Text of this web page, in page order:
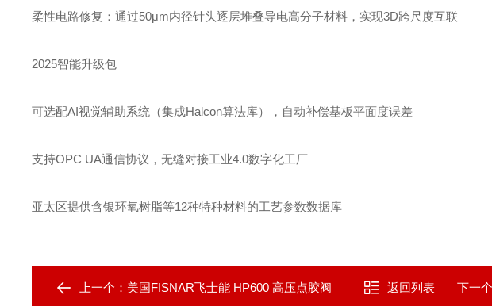
柔性电路修复‌：通过50μm内径针头逐层堆叠导电高分子材料，实现3D跨尺度互联
2025智能升级包‌
可选配AI视觉辅助系统（集成Halcon算法库），自动补偿基板平面度误差
支持OPC UA通信协议，无缝对接工业4.0数字化工厂
亚太区提供含银环氧树脂等12种特种材料的工艺参数数据库
上一个： 美国FISNAR飞士能 HP600 高压点胶阀 返回列表 下一个